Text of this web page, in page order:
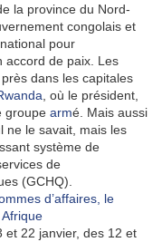
la province du Nord-
congolais et
pour
accord de paix. Les
dans les capitales
, où le président,
groupe armé. Mais aussi
ne le savait, mais les
système de
de
(GCHQ).
d’affaires, le
et 22 janvier, des 12 et